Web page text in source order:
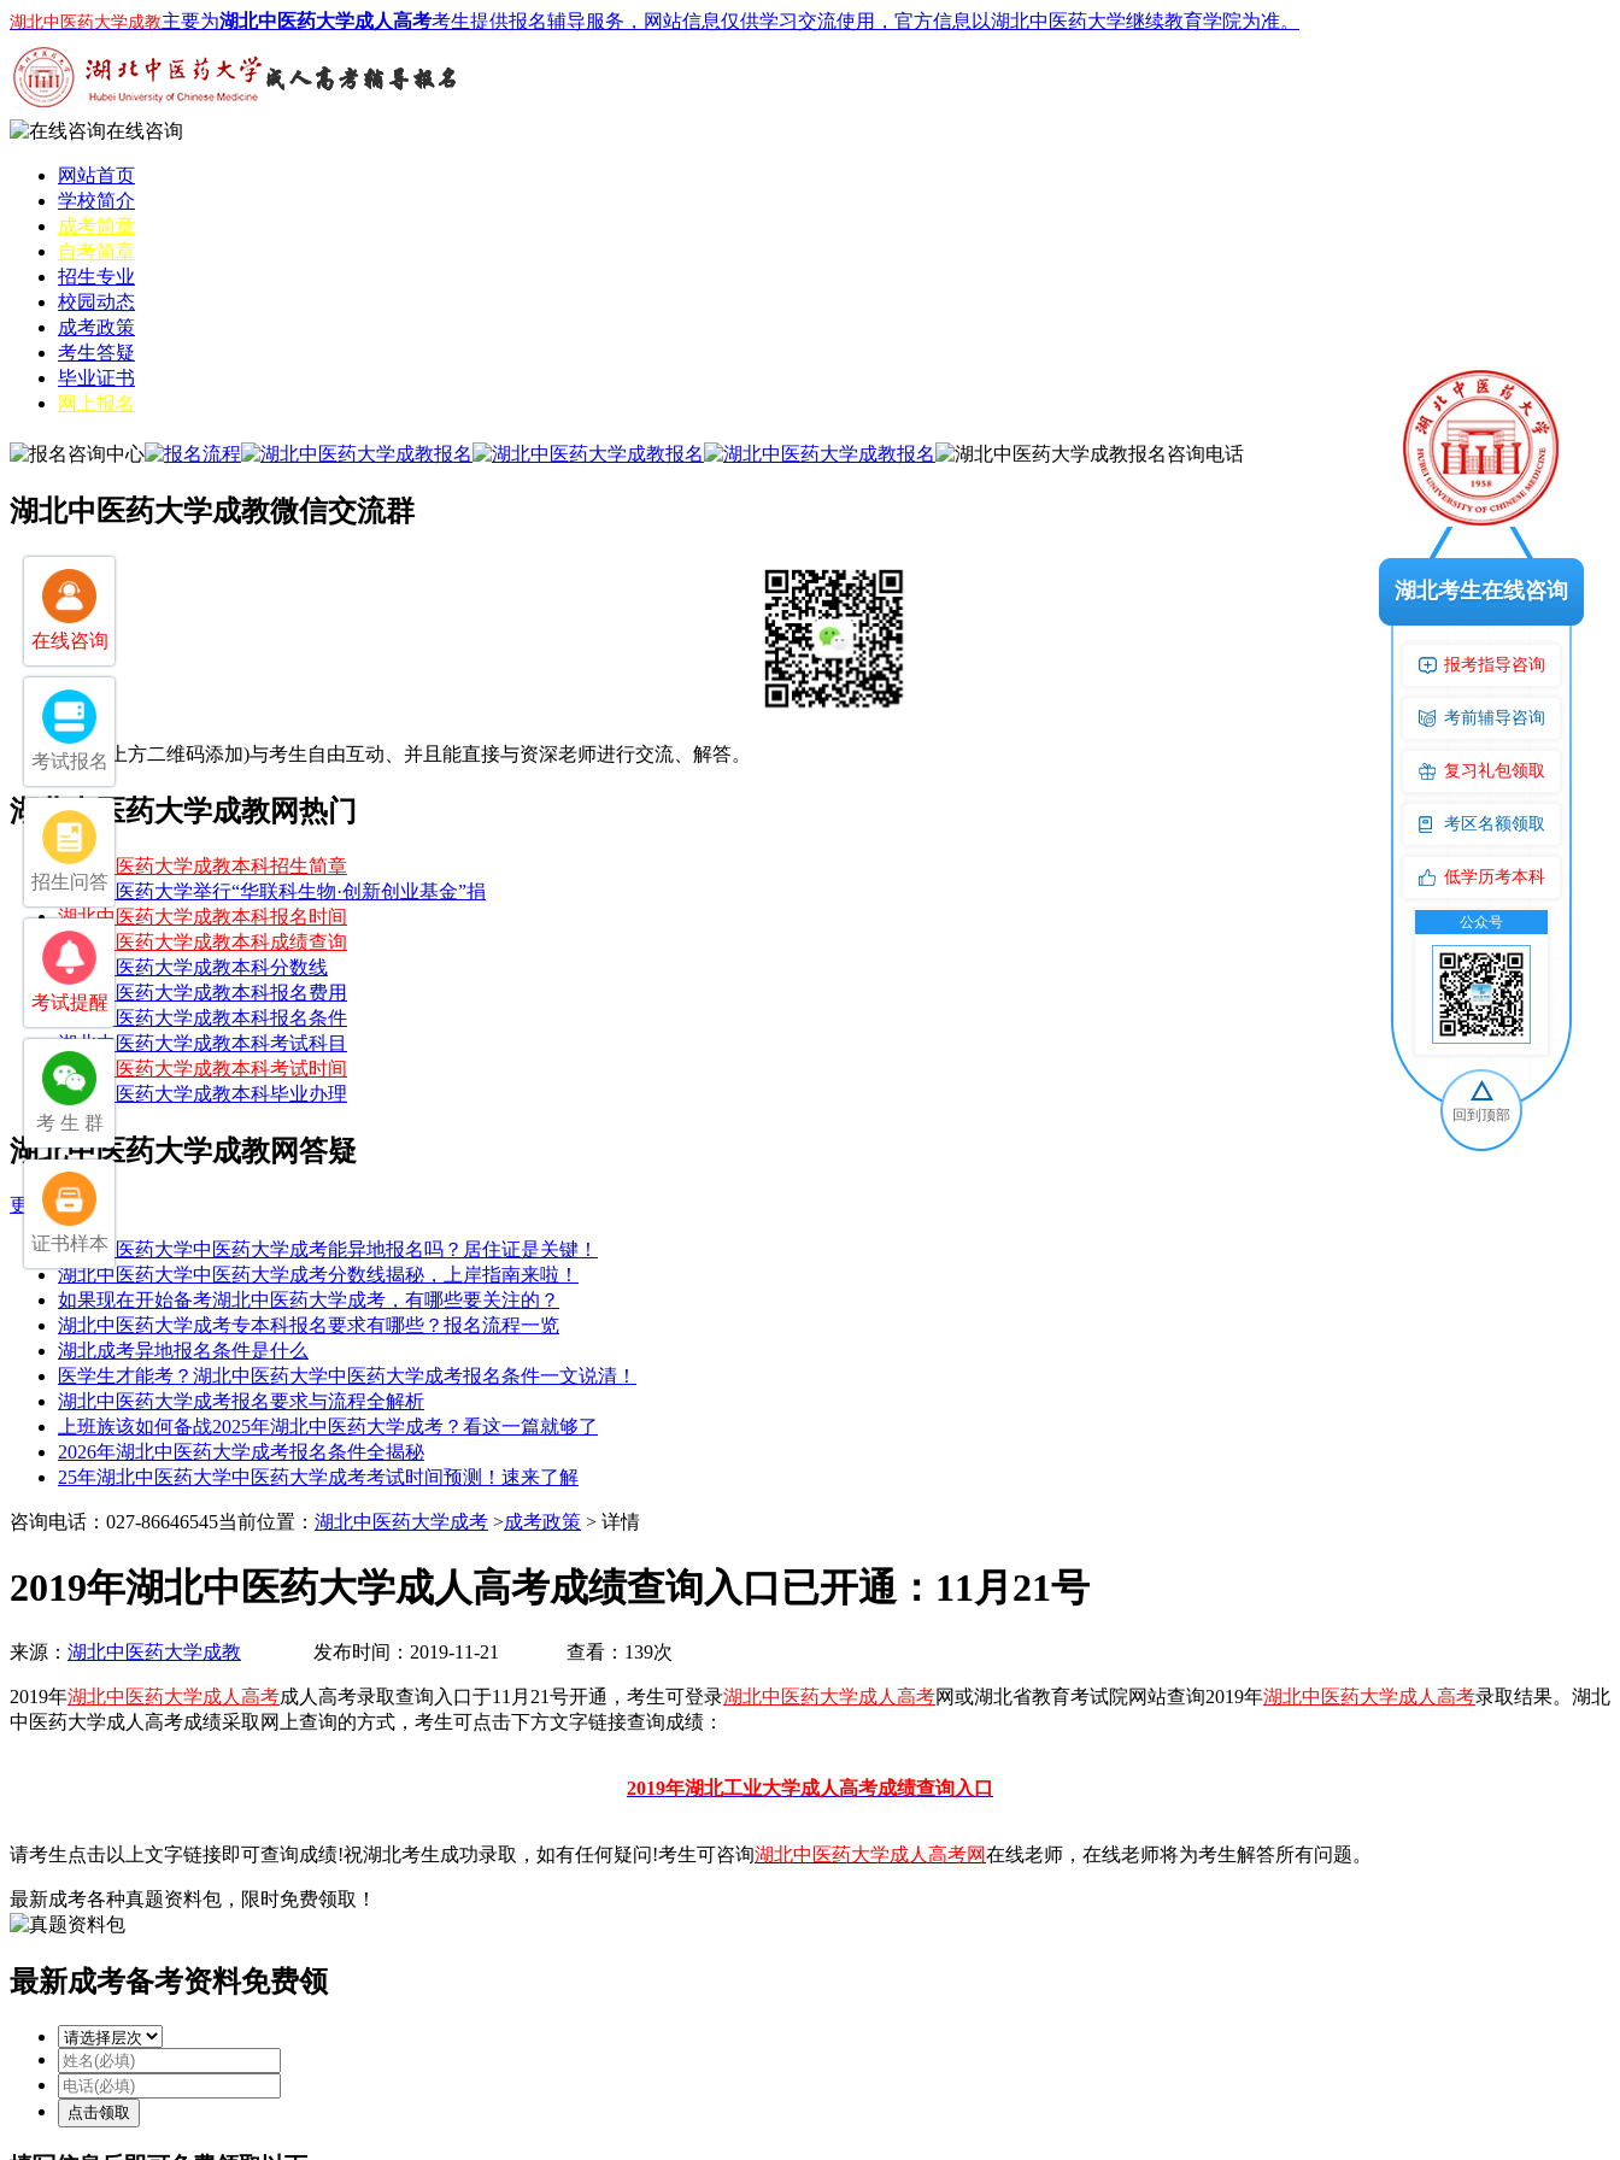
湖北中医药大学成教主要为湖北中医药大学成人高考考生提供报名辅导服务，网站信息仅供学习交流使用，官方信息以湖北中医药大学继续教育学院为准。
在线咨询
网站首页
学校简介
成考简章
自考简章
招生专业
校园动态
成考政策
考生答疑
毕业证书
网上报名
湖北中医药大学成教微信交流群
(扫-扫上方二维码添加)与考生自由互动、并且能直接与资深老师进行交流、解答。
湖北中医药大学成教网热门
湖北中医药大学成教本科招生简章
湖北中医药大学举行“华联科生物·创新创业基金”捐
湖北中医药大学成教本科报名时间
湖北中医药大学成教本科成绩查询
湖北中医药大学成教本科分数线
湖北中医药大学成教本科报名费用
湖北中医药大学成教本科报名条件
湖北中医药大学成教本科考试科目
湖北中医药大学成教本科考试时间
湖北中医药大学成教本科毕业办理
湖北中医药大学成教网答疑
更多
湖北中医药大学中医药大学成考能异地报名吗？居住证是关键！
湖北中医药大学中医药大学成考分数线揭秘，上岸指南来啦！
如果现在开始备考湖北中医药大学成考，有哪些要关注的？
湖北中医药大学成考专本科报名要求有哪些？报名流程一览
湖北成考异地报名条件是什么
医学生才能考？湖北中医药大学中医药大学成考报名条件一文说清！
湖北中医药大学成考报名要求与流程全解析
上班族该如何备战2025年湖北中医药大学成考？看这一篇就够了
2026年湖北中医药大学成考报名条件全揭秘
25年湖北中医药大学中医药大学成考考试时间预测！速来了解
咨询电话：027-86646545当前位置： 湖北中医药大学成考 >成考政策 > 详情
2019年湖北中医药大学成人高考成绩查询入口已开通：11月21号
来源： 湖北中医药大学成教 发布时间：2019-11-21 查看：139次
2019年湖北中医药大学成人高考成人高考录取查询入口于11月21号开通，考生可登录湖北中医药大学成人高考网或湖北省教育考试院网站查询2019年湖北中医药大学成人高考录取结果。湖北
中医药大学成人高考成绩采取网上查询的方式，考生可点击下方文字链接查询成绩：
2019年湖北工业大学成人高考成绩查询入口
请考生点击以上文字链接即可查询成绩!祝湖北考生成功录取，如有任何疑问!考生可咨询湖北中医药大学成人高考网在线老师，在线老师将为考生解答所有问题。
最新成考各种真题资料包，限时免费领取！
最新成考备考资料免费领
在线咨询
考试报名
招生问答
考试提醒
考 生 群
证书样本
湖北考生在线咨询
报考指导咨询
考前辅导咨询
复习礼包领取
考区名额领取
低学历考本科
公众号
回到顶部